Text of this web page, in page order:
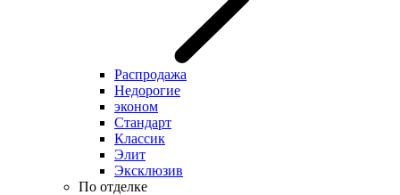
Распродажа
Недорогие
эконом
Стандарт
Классик
Элит
Эксклюзив
По отделке